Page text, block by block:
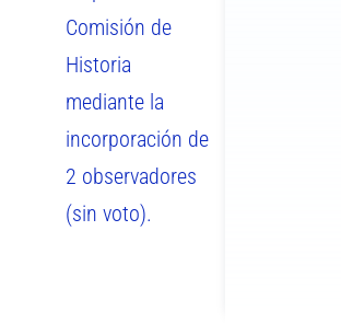
Comisión de
Historia
mediante la
incorporación de
2 observadores
(sin voto).